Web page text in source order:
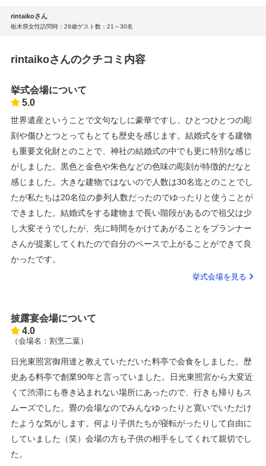
rintaikoさん
栃木県女性訪問時：29歳ゲスト数：21～30名
rintaikoさんのクチコミ内容
挙式会場について
5.0
世界遺産ということで文句なしに豪華ですし、ひとつひとつの彫
刻や傷ひとつとってもとても歴史を感じます。結婚式をする建物
も重要文化財とのことで、神社の結婚式の中でも更に特別な感じ
がしました。黒色と金色や朱色などの色味の彫刻が特徴的だなと
感じました。大きな建物ではないので人数は30名迄とのことでし
たが私たちは20名位の参列人数だったのでゆったりと使うことが
できました。結婚式をする建物まで長い階段があるので祖父は少
し大変そうでしたが、先に時間をかけてあがることをプランナー
さんが提案してくれたので自分のペースで上がることができて良
かったです。
挙式会場を見る
披露宴会場について
4.0
（会場名：割烹二葉）
日光東照宮御用達と教えていただいた料亭で会食をしました。歴
史ある料亭で創業90年と言っていました。日光東照宮から大変近
くて渋滞にも巻き込まれない場所にあったので、行きも帰りもス
ムーズでした。畳の会場なのでみんなゆったりと寛いでいただけ
たような気がします。何より子供たちが寝転がったりして自由に
していました（笑）会場の方も子供の相手をしてくれて親切でし
た。